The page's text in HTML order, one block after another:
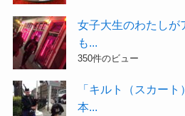
女子大生のわたしが
も...
350件のビュー
「キルト（スカー
本...